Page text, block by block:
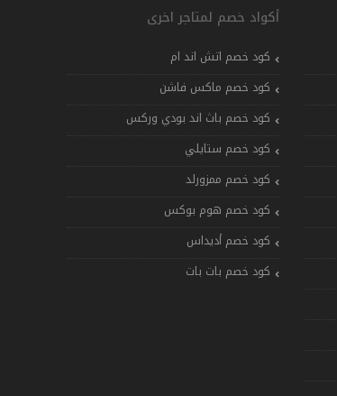
أكواد خصم لمتاجر اخرى
كود خصم اتش اند ام
كود خصم ماكس فاشن
كود خصم باث اند بودي وركس
كود خصم ستايلي
كود خصم ممزورلد
كود خصم هوم بوكس
كود خصم أديداس
كود خصم بات بات